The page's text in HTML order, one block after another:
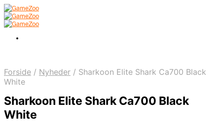
Forside / Nyheder / Sharkoon Elite Shark Ca700 Black
White
Sharkoon Elite Shark Ca700 Black
White